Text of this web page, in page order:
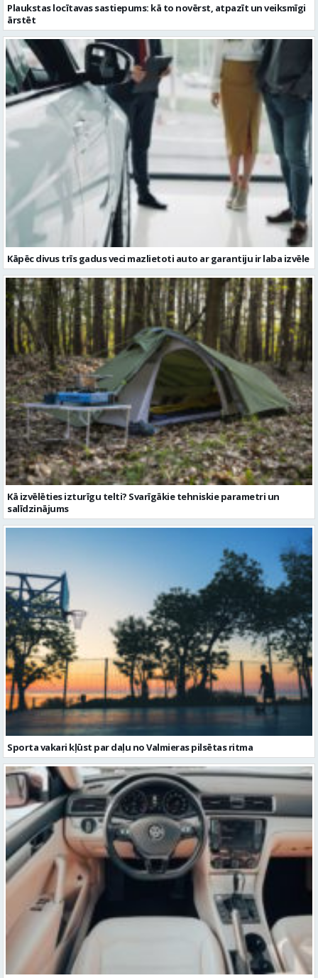
Plaukstas locītavas sastiepums: kā to novērst, atpazīt un veiksmīgi
ārstēt
Kāpēc divus trīs gadus veci mazlietoti auto ar garantiju ir laba izvēle
Kā izvēlēties izturīgu telti? Svarīgākie tehniskie parametri un
salīdzinājums
Sporta vakari kļūst par daļu no Valmieras pilsētas ritma